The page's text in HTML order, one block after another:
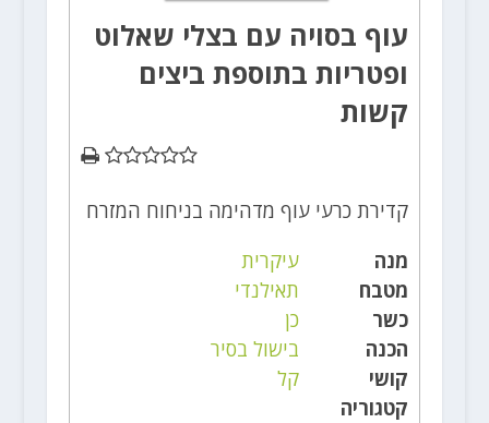
עוף בסויה עם בצלי שאלוט
ופטריות בתוספת ביצים
קשות
קדירת כרעי עוף מדהימה בניחוח המזרח
מנה
עיקרית
מטבח
תאילנדי
כשר
כן
הכנה
בישול בסיר
קושי
קל
קטגוריה